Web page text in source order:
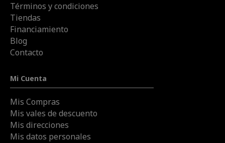
Términos y condiciones
Tiendas
Financiamiento
Blog
Contacto
Mi Cuenta
Mis Compras
Mis vales de descuento
Mis direcciones
Mis datos personales